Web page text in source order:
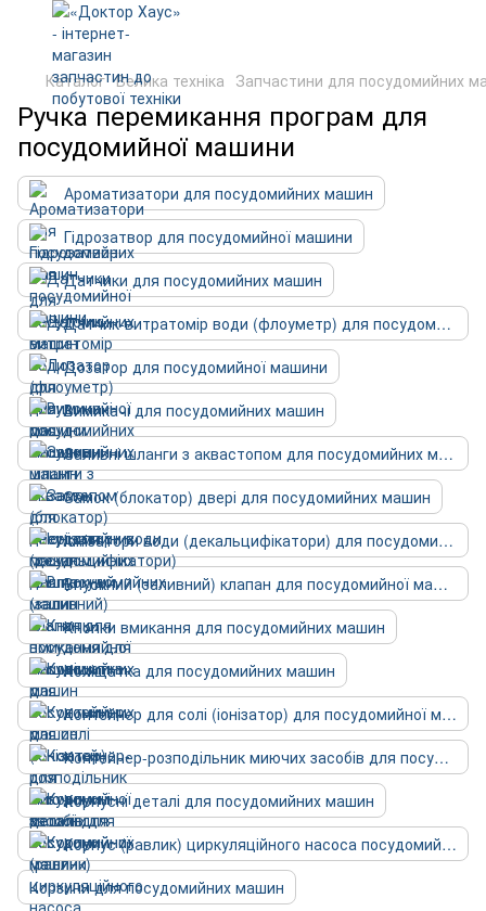
Каталог Велика техніка Запчастини для посудомийних
Ручка перемикання програм для
посудомийної машини
Ароматизатори для посудомийних машин
Гідрозатвор для посудомийної машини
Датчики для посудомийних машин
Датчик-витратомір води (флоуметр) для посудомийних машин
Дозатор для посудомийної машини
Вимикачі для посудомийних машин
Заливні шланги з аквастопом для посудомийних машин
Замок (блокатор) двері для посудомийних машин
Іонізатори води (декальцифікатори) для посудомийних машин
Впускний (заливний) клапан для посудомийної машини
Кнопки вмикання для посудомийних машин
Коліщатка для посудомийних машин
Контейнер для солі (іонізатор) для посудомийної машини
Контейнер-розподільник миючих засобів для посудомийної машини
Корпусні деталі для посудомийних машин
Корпус (равлик) циркуляційного насоса посудомийної машини
Корзини для посудомийних машин